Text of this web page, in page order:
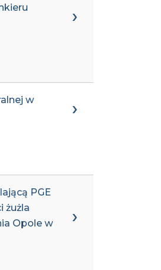
w
PGE
żużla
Opole w